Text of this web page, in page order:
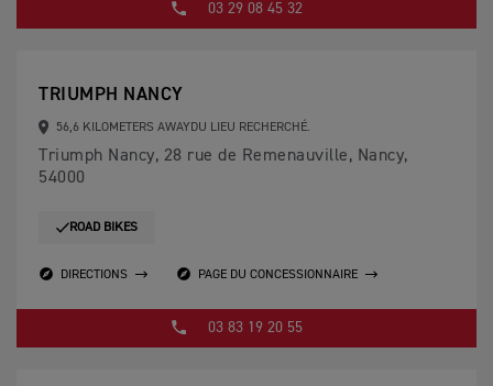
03 29 08 45 32
TRIUMPH NANCY
56,6 KILOMETERS AWAYDU LIEU RECHERCHÉ.
Triumph Nancy, 28 rue de Remenauville, Nancy,
54000
ROAD BIKES
DIRECTIONS PAGE DU CONCESSIONNAIRE
03 83 19 20 55